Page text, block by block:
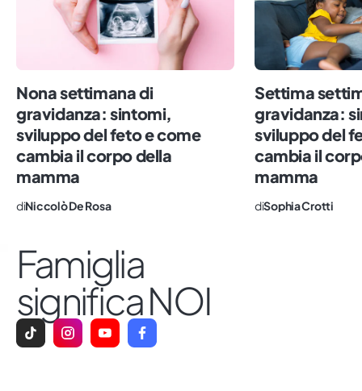
Nona settimana di
gravidanza: sintomi,
sviluppo del feto e come
cambia il corpo della
mamma
diNiccolò De Rosa
Settima
gravidanza:
sviluppo del
cambia il
mamma
diSophia Crotti
Famiglia
significa NOI